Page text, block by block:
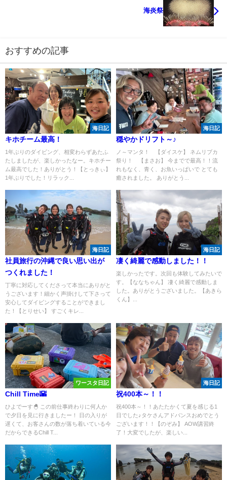
海炎祭
おすすめの記事
海日記
キホチーム最高！
1年ぶりのダイビング、相変わらずあたふ
たしましたが、楽しかったなー。キホチー
ム最高でした！ありがとう！【とっきぃ】
1年ぶりでした！リラック...
海日記
穏やかドリフト～♪
ノ～マンタ！ 【ダイスケ】 ネムリブカ
祭り！ 【まさお】 今までで最高！！流
れもなく、青く、お魚いっぱいで とても
癒されました。 ありがとう...
海日記
社員旅行の沖縄で良い思い出が
つくれました！
丁寧に対応してくださって本当にありがと
うございます！細かく声掛けして下さって
安心してダイビングすることができまし
た！【とりせい】 すごくキレ...
海日記
凄く綺麗で感動しました！！
楽しかったです。次回も体験してみたいで
す。【ななちゃん】 凄く綺麗で感動しま
した。ありがとうございました。【あきら
くん】...
ワースタ日記
Chill Time🌇
ひよでーす🐣 この前仕事終わりに何人か
で夕日を見に行きましたー！ 日の入りが
遅くて、お客さんの数が落ち着いている今
だからできるChill T...
海日記
祝400本～！！
祝400本～！！あたたかくて夏を感じる1
日でした♪タケさんアドバンスおめでとう
ございます！！【のぞみ】 AOW講習終
了！大変でしたが、楽しい...